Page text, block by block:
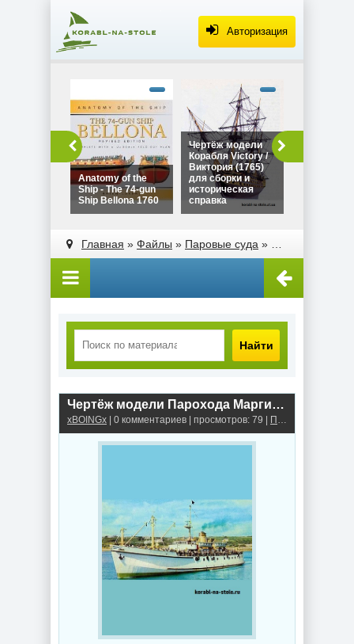
Авторизация
Ship - The 74-gun
Ship Bellona 1760"
height="180">
Anatomy of the
Ship - The 74-gun
Ship Bellona 1760
Виктория (1765)
для сборки и
width="320"
Чертёж модели
Корабля Victory /
Виктория (1765)
для сборки и
историческая
справка
width="320"
Главная » Файлы » Паровые суда »
Найти
Чертёж модели Парохода Маргитсигет / steamer MARGITSZIGET (1895) для сборки и историческая справка
xBOINGx | 0 комментариев | просмотров: 79 | Пассажирский пароход